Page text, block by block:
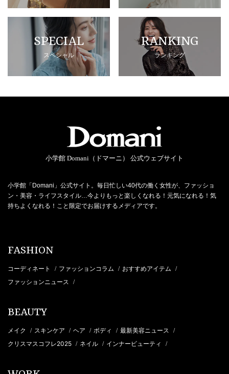
SPECIAL
スペシャル
RANKING
ランキング
小学館 Domani（ドマーニ） 公式ウェブサイト
小学館「Domani」公式サイト。毎日忙しい40代の働く女性が、ファッショ
ン・美容・ライフスタイル…今よりもっと楽しくなれる！元気になれる！気
持ちよくなれる！こと限定でお届けするメディアです。
FASHION
コーディネート / ファッションコラム / おすすめアイテム /
ファッションニュース /
BEAUTY
メイク / スキンケア / ヘア / ボディ / 最新美容ニュース /
クリスマスコフレ2025 / ネイル / インナービューティ /